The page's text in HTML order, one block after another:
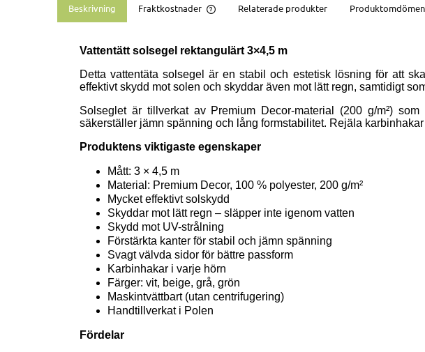
Beskrivning Fraktkostnader
Priset inkluderar inte eventuella
betalningsavgifter
Relaterade produkter
Vattentätt solsegel rektangulärt 3×4,5 m
Detta vattentäta solsegel är en stabil och estetisk lösning för att
effektivt skydd mot solen och skyddar även mot lätt regn, samtidigt
Solseglet är tillverkat av Premium Decor-material (200 g/m²)
säkerställer jämn spänning och lång formstabilitet. Rejäla
Produktens viktigaste egenskaper
Mått: 3 × 4,5 m
Material: Premium Decor, 100 % polyester, 200 g/m²
Mycket effektivt solskydd
Skyddar mot lätt regn – släpper inte igenom vatten
Skydd mot UV-strålning
Förstärkta kanter för stabil och jämn spänning
Svagt välvda sidor för bättre passform
Karbinhakar i varje hörn
Färger: vit, beige, grå, grön
Maskintvättbart (utan centrifugering)
Handtillverkat i Polen
Fördelar